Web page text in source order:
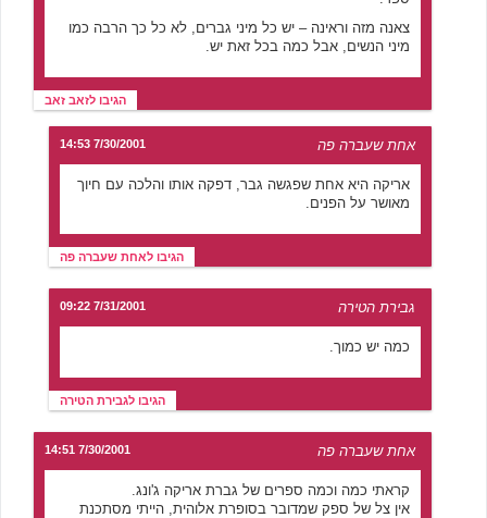
צאנה מזה וראינה – יש כל מיני גברים, לא כל כך הרבה כמו
מיני הנשים, אבל כמה בכל זאת יש.
הגיבו לזאב זאב
אחת שעברה פה 7/30/2001 14:53
אריקה היא אחת שפגשה גבר, דפקה אותו והלכה עם חיוך
מאושר על הפנים.
הגיבו לאחת שעברה פה
גבירת הטירה 7/31/2001 09:22
כמה יש כמוך.
הגיבו לגבירת הטירה
אחת שעברה פה 7/30/2001 14:51
קראתי כמה וכמה ספרים של גברת אריקה ג'ונג.
אין צל של ספק שמדובר בסופרת אלוהית, הייתי מסתכנת